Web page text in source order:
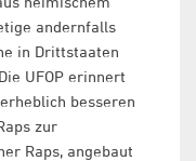
andernfalls
in Drittstaaten
UFOP erinnert
besseren
zur
Raps, angebaut